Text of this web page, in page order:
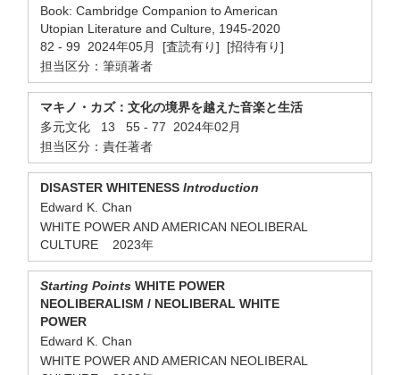
Book: Cambridge Companion to American
Utopian Literature and Culture, 1945-2020
82 - 99 2024年05月 [査読有り] [招待有り]
担当区分：筆頭著者
マキノ・カズ：文化の境界を越えた音楽と生活
多元文化 13 55 - 77 2024年02月
担当区分：責任著者
DISASTER WHITENESS Introduction
Edward K. Chan
WHITE POWER AND AMERICAN NEOLIBERAL
CULTURE 2023年
Starting Points WHITE POWER
NEOLIBERALISM / NEOLIBERAL WHITE
POWER
Edward K. Chan
WHITE POWER AND AMERICAN NEOLIBERAL